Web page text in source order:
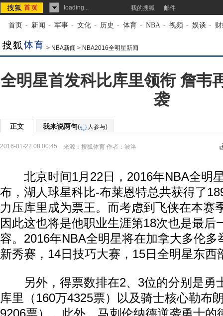
loading... 我的搜狐 邮件
首页 - 新闻 - 军事 - 文化 - 历史 - 体育 - NBA - 视频 - 娱谈 -
> NBA新闻 > NBA2016全明星新闻
全明星首发科比库里领衔 詹韦
袭
正文 我来说两句( 人参与)
2016-01-22 08:00:45 来源： 搜狐体育 作者：波洛
北京时间1月22日，2016年NBA全明
布，湖人球星科比-布莱恩特总共获得了
力压库里成为票王。而考虑到飞侠在本赛
因此这也将是他职业生涯第18次也是最后
容。2016年NBA全明星将在加拿大多伦多
新秀赛，14日技巧大赛，15日全明星东西
另外，得票数排在2、3位的分别是勇
库里（160万4325票）以及骑士核心勒布